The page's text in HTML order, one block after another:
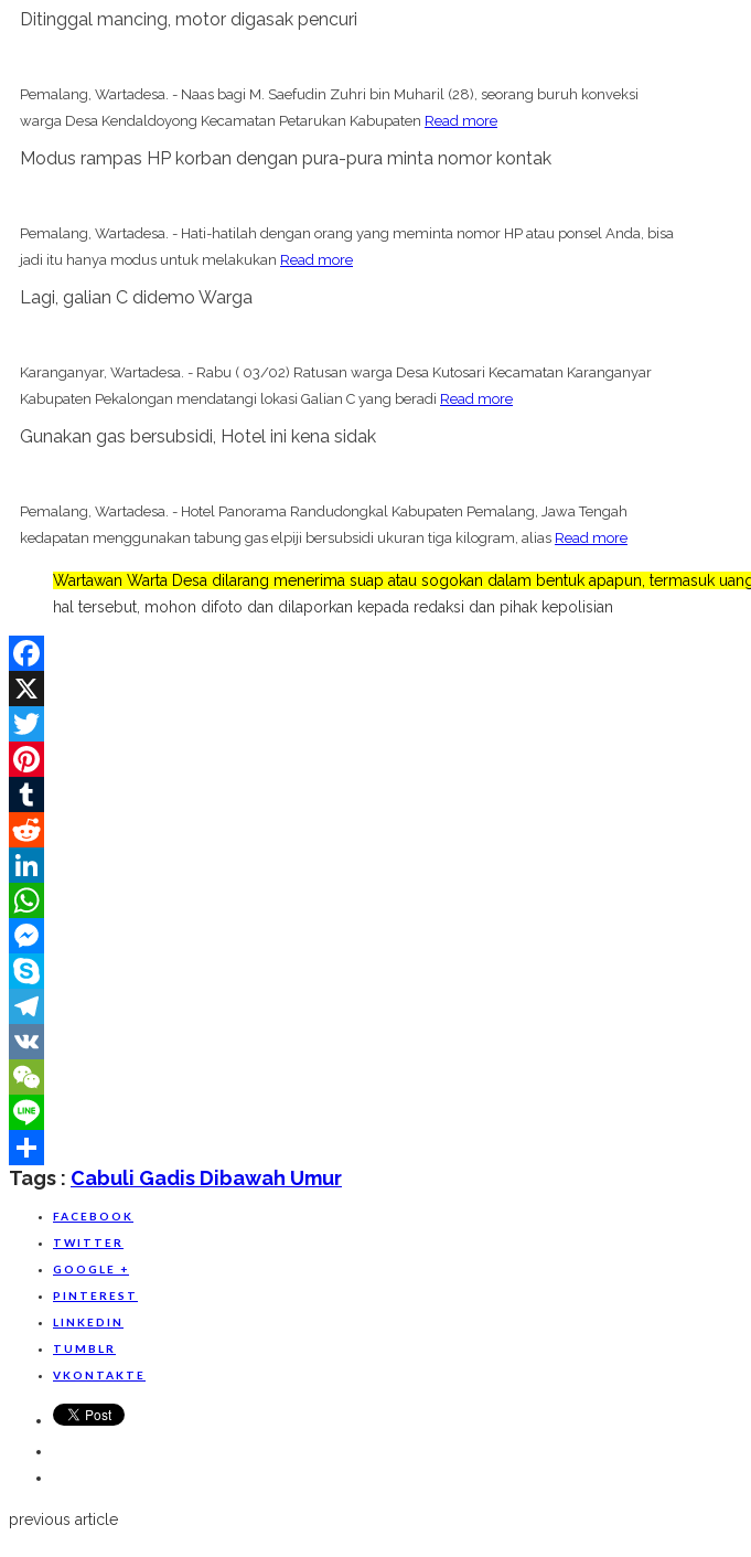
Ditinggal mancing, motor digasak pencuri
Pemalang, Wartadesa. - Naas bagi M. Saefudin Zuhri bin Muharil (28), seorang buruh konveksi
warga Desa Kendaldoyong Kecamatan Petarukan Kabupaten Read more
Modus rampas HP korban dengan pura-pura minta nomor kontak
Pemalang, Wartadesa. - Hati-hatilah dengan orang yang meminta nomor HP atau ponsel Anda, bisa
jadi itu hanya modus untuk melakukan Read more
Lagi, galian C didemo Warga
Karanganyar, Wartadesa. - Rabu ( 03/02) Ratusan warga Desa Kutosari Kecamatan Karanganyar
Kabupaten Pekalongan mendatangi lokasi Galian C yang beradi Read more
Gunakan gas bersubsidi, Hotel ini kena sidak
Pemalang, Wartadesa. - Hotel Panorama Randudongkal Kabupaten Pemalang, Jawa Tengah
kedapatan menggunakan tabung gas elpiji bersubsidi ukuran tiga kilogram, alias Read more
Wartawan Warta Desa dilarang menerima suap atau sogokan dalam bentuk apapun, termasuk
hal tersebut, mohon difoto dan dilaporkan kepada redaksi dan pihak kepolisian
Facebook
X
Twitter
Pinterest
Tumblr
Reddit
LinkedIn
WhatsApp
Messenger
Skype
Telegram
VK
WeChat
Line
Share
Tags : Cabuli Gadis Dibawah Umur
FACEBOOK
TWITTER
GOOGLE +
PINTEREST
LINKEDIN
TUMBLR
VKONTAKTE
previous article